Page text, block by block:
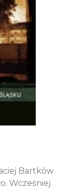
Bartków
Wcześniej